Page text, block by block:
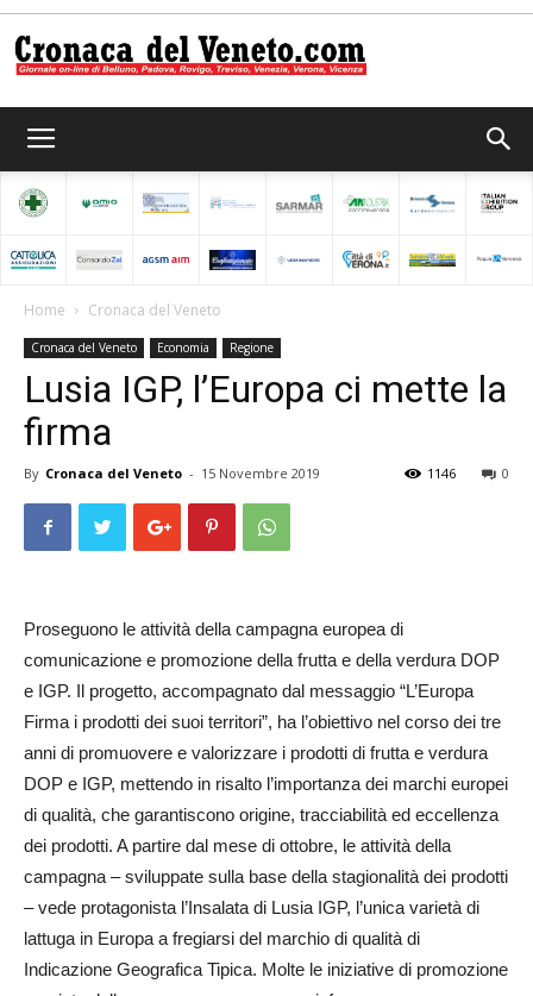
del
Veneto
Home Cronaca del Veneto
Cronaca del Veneto Economia Regione
Lusia IGP, l’Europa ci mette la
firma
By Cronaca del Veneto - 15 Novembre 2019 0
1146
Proseguono le attività della campagna europea di
comunicazione e promozione della frutta e della verdura DOP
e IGP. Il progetto, accompagnato dal messaggio “L’Europa
Firma i prodotti dei suoi territori”, ha l’obiettivo nel corso dei tre
anni di promuovere e valorizzare i prodotti di frutta e verdura
DOP e IGP, mettendo in risalto l’importanza dei marchi europei
di qualità, che garantiscono origine, tracciabilità ed eccellenza
dei prodotti. A partire dal mese di ottobre, le attività della
campagna – sviluppate sulla base della stagionalità dei prodotti
– vede protagonista l’Insalata di Lusia IGP, l’unica varietà di
lattuga in Europa a fregiarsi del marchio di qualità di
Indicazione Geografica Tipica. Molte le iniziative di promozione